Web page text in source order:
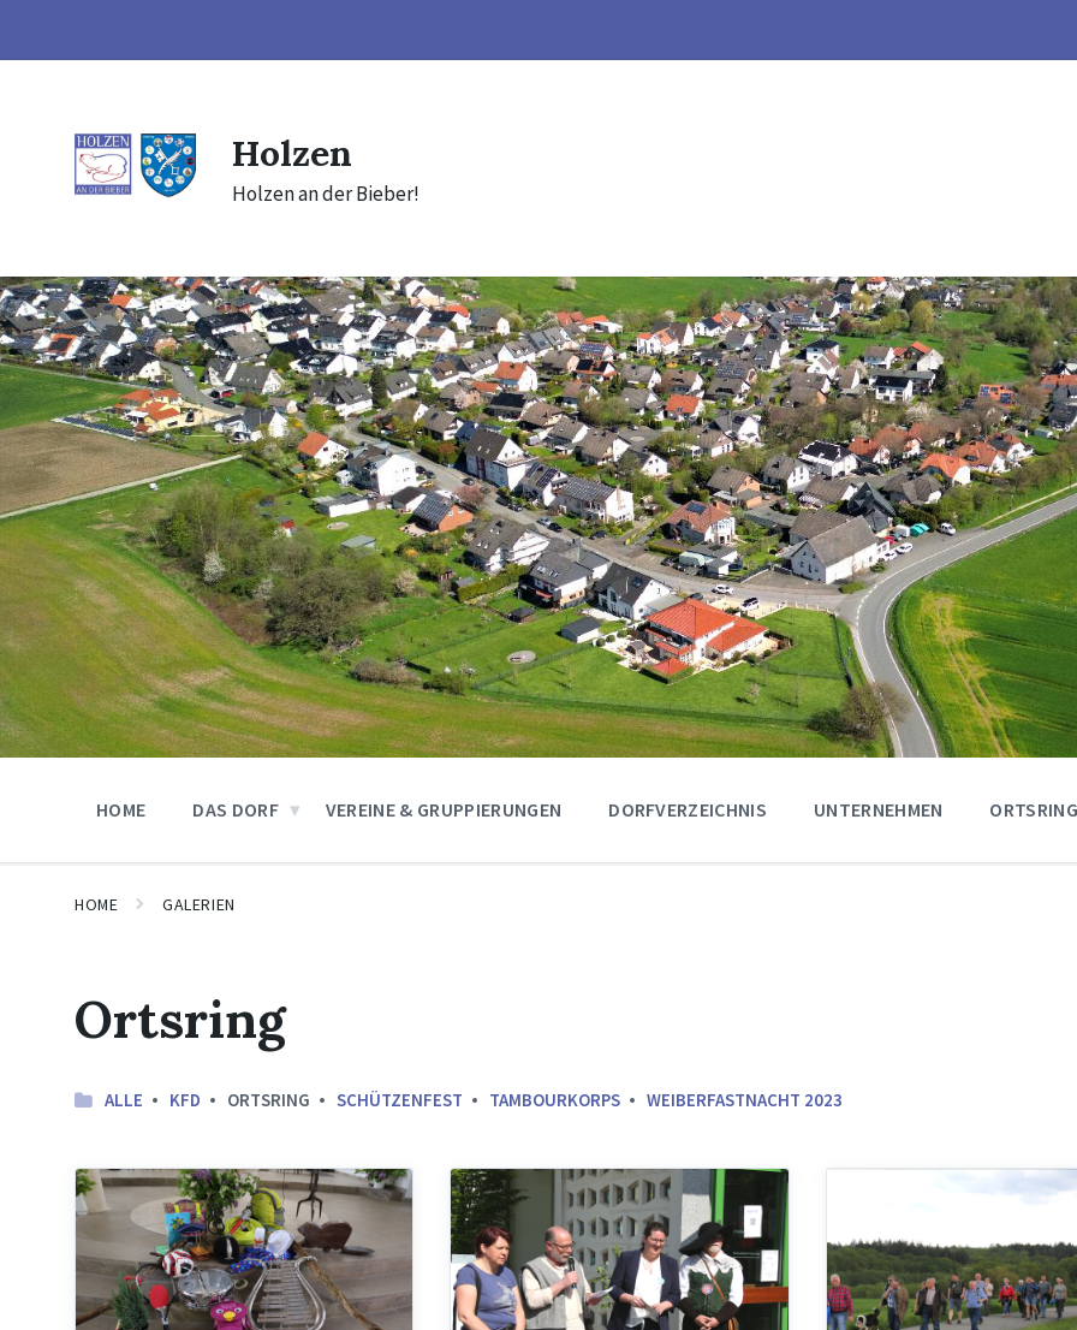
content
main
footer
Holzen
Holzen an der Bieber!
HOME DAS DORF VEREINE & GRUPPIERUNGEN DORFVERZEICHNIS UNTERNEHMEN
HOME GALERIEN
Ortsring
ALLE KFD ORTSRING SCHÜTZENFEST TAMBOURKORPS WEIBERFASTNACHT 2023